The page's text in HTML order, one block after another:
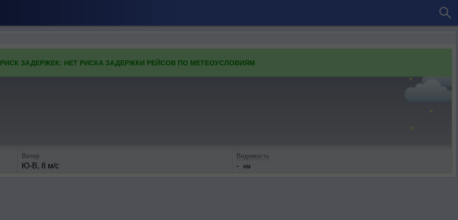
РИСК ЗАДЕРЖЕК: НЕТ РИСКА ЗАДЕРЖКИ РЕЙСОВ ПО МЕТЕОУСЛОВИЯМ
Ветер
Ю-В, 8 м/с
Видимость
- км